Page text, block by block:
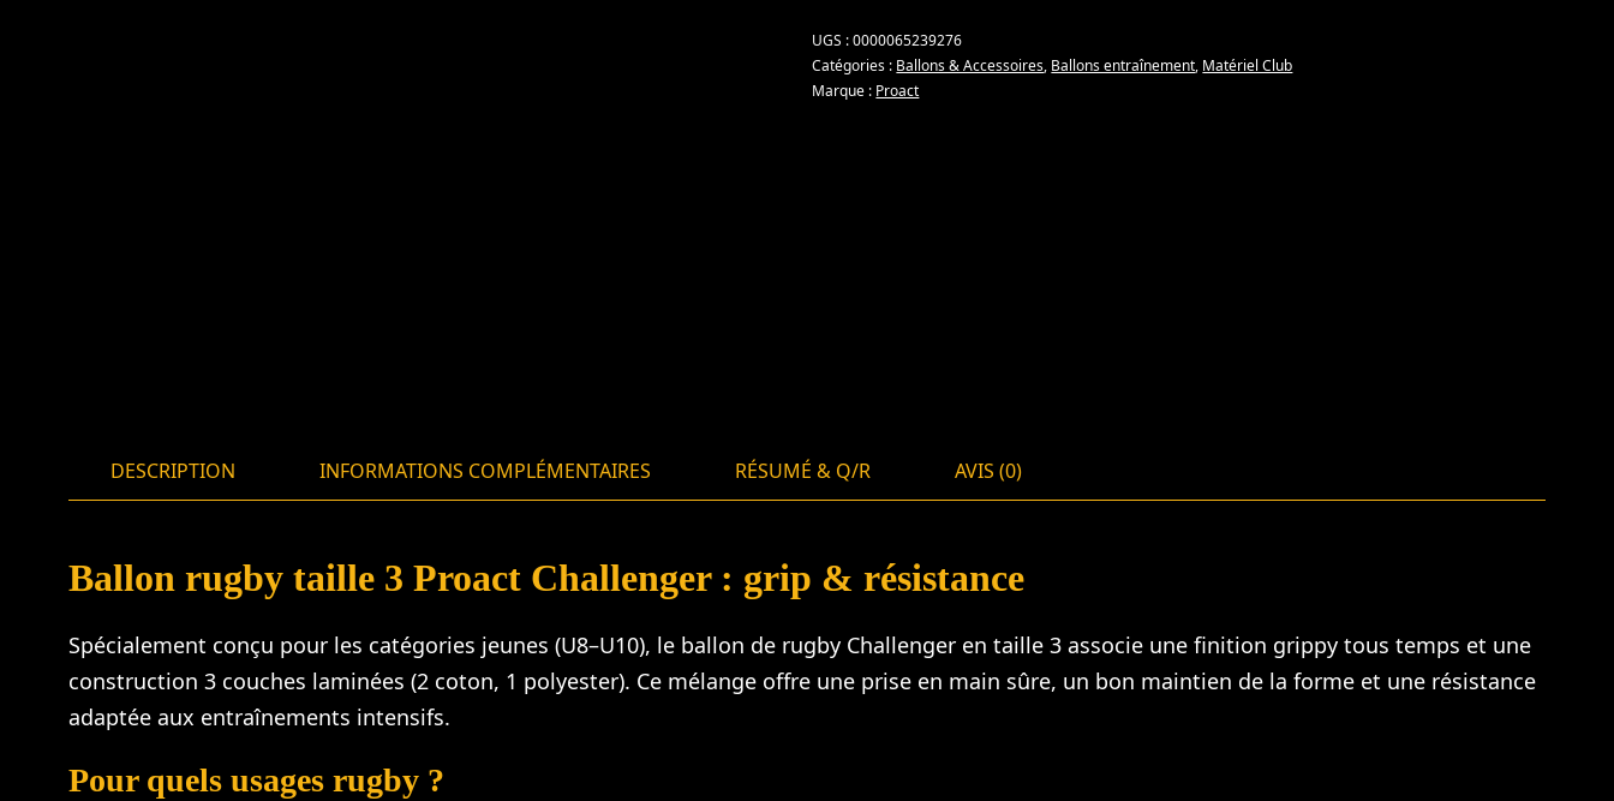
UGS :0000065239276
Catégories : Ballons & Accessoires, Ballons entraînement, Matériel Club
Marque : Proact
DESCRIPTION INFORMATIONS COMPLÉMENTAIRES RÉSUMÉ & Q/R AVIS (0)
Ballon rugby taille 3 Proact Challenger : grip & résistance
Spécialement conçu pour les catégories jeunes (U8–U10), le ballon de rugby Challenger en taille 3 associe une finition grippy tous temps et une
construction 3 couches laminées (2 coton, 1 polyester). Ce mélange offre une prise en main sûre, un bon maintien de la forme et une résistance
adaptée aux entraînements intensifs.
Pour quels usages rugby ?